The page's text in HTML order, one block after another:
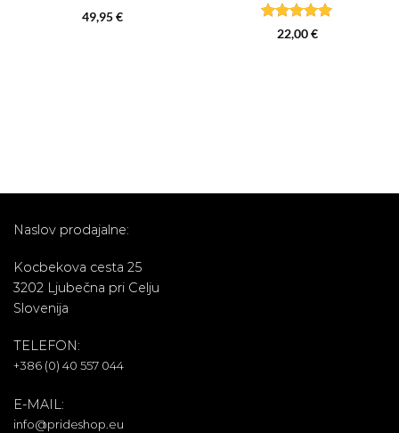
Ocenjeno
49,95€
Ocenjeno
22,00€
Naslov prodajalne:
Kocbekova cesta 25
3202 Ljubečna pri Celju
Slovenija
TELEFON:
+386 (0) 40 557 044
E-MAIL:
info@prideshop.eu